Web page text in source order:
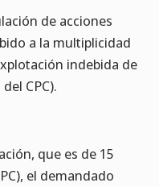
de acciones
a la multiplicidad
indebida de
CPC).
que es de 15
el demandado